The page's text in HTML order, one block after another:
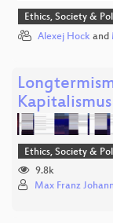
Ethics, Society &
Alexej Hock and
Kapitalismus
Ethics, Society &
9.8k
Max Franz